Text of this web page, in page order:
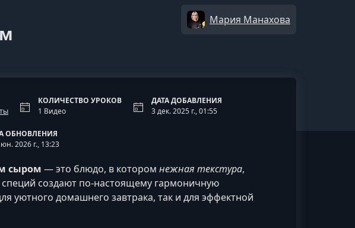
Мария Манахова
КОЛИЧЕСТВО УРОКОВ
1 Видео
ДАТА ДОБАВЛЕНИЯ
3 дек. 2025 г., 01:55
ОБНОВЛЕНИЯ
2026 г., 13:23
сыром — это блюдо, в котором нежная текстура,
создают по-настоящему гармоничную
уютного домашнего завтрака, так и для эффектной